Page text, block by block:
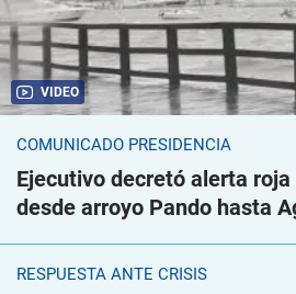
VIDEO
COMUNICADO PRESIDENCIA
Ejecutivo decretó alerta
desde arroyo Pando hasta
RESPUESTA ANTE CRISIS